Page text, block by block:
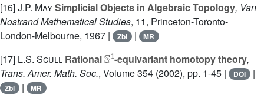
[16]J.P. MaySimplicial Objects in Algebraic Topology, Van
Nostrand Mathematical Studies, 11, Princeton-Toronto-
London-Melbourne, 1967 |
Zbl | MR
[17] L.S. Scull Rational
1
-equivariant homotopy theory,
Trans. Amer. Math. Soc., Volume 354 (2002), pp. 1-45 | DOI |
Zbl | MR